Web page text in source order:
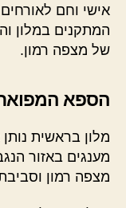
אישי וחם
המתקנים במלון
של מצפה רמון.
הספא
מלון בראשית
מענגים באזור
מצפה רמון